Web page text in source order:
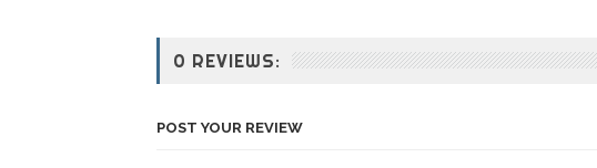
0 REVIEWS:
POST YOUR REVIEW